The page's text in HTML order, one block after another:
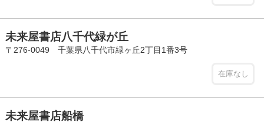
未来屋書店八千代緑が丘
〒276-0049 千葉県八千代市緑ヶ丘2丁目1番3号
在庫なし
未来屋書店船橋